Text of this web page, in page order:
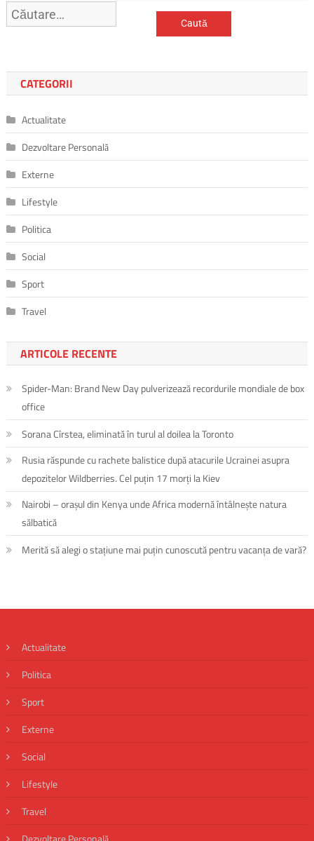
Caută
după:
CATEGORII
Actualitate
Dezvoltare Personală
Externe
Lifestyle
Politica
Social
Sport
Travel
ARTICOLE RECENTE
Spider-Man: Brand New Day pulverizează recordurile mondiale de box
office
Sorana Cîrstea, eliminată în turul al doilea la Toronto
Rusia răspunde cu rachete balistice după atacurile Ucrainei asupra
depozitelor Wildberries. Cel puțin 17 morți la Kiev
Nairobi – orașul din Kenya unde Africa modernă întâlnește natura
sălbatică
Merită să alegi o stațiune mai puțin cunoscută pentru vacanța de vară?
Actualitate
Politica
Sport
Externe
Social
Lifestyle
Travel